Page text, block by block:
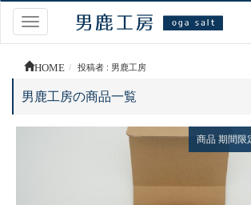
Toggle
navigation
HOME 投稿者 : 男鹿工房
男鹿工房の商品一覧
商品 期間限